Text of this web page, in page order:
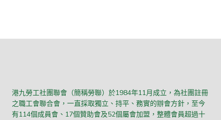
港九勞工社團聯會（簡稱勞聯）於1984年11月成立，為社團註冊
之職工會聯合會，一直採取獨立、持平、務實的辦會方針，至今
有114個成員會、17個贊助會及52個屬會加盟，整體會員超過十